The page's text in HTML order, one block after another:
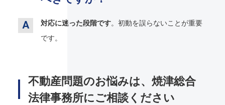
対応に迷った段階です。初動を誤らないことが重要
です。
不動産問題のお悩みは、焼津総合
法律事務所にご相談ください